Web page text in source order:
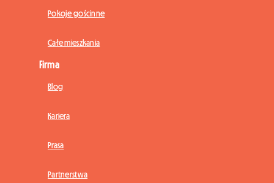
Pokoje gościnne
Całe mieszkania
Firma
Blog
Kariera
Prasa
Partnerstwa